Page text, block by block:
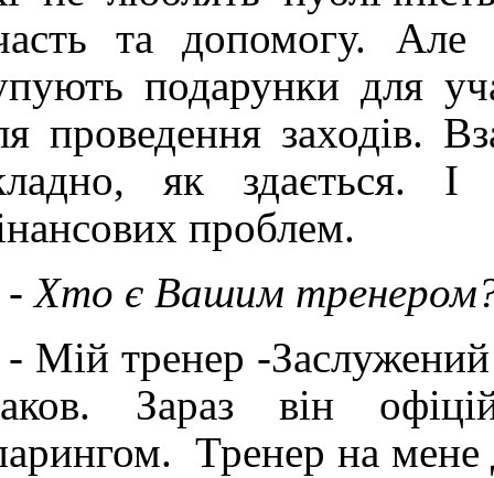
та допомогу.
подарунки для
проведення заходів.
як здається. І
проблем.
- Хто є Вашим
- Мій тренер -
Зараз він
Тренер на